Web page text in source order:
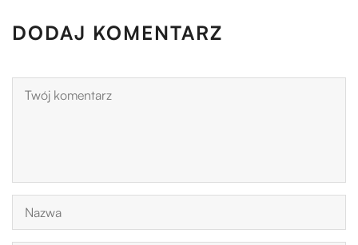
DODAJ KOMENTARZ